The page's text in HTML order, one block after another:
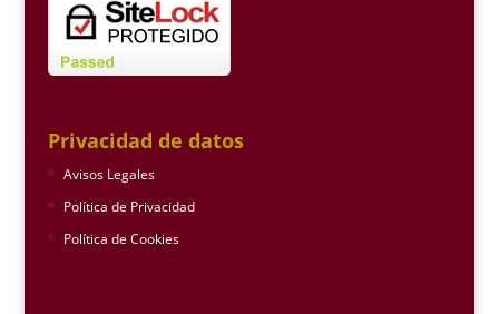
Privacidad de datos
Avisos Legales
Política de Privacidad
Política de Cookies